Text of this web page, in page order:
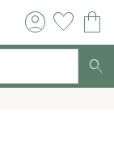
account_circle favorite shopping_bag
search